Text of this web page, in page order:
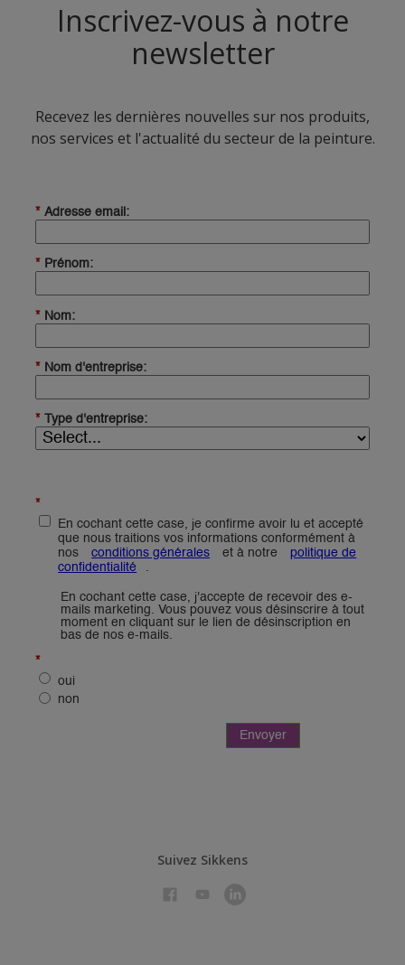
Inscrivez-vous à notre
newsletter
Recevez les dernières nouvelles sur nos produits,
nos services et l'actualité du secteur de la peinture.
Suivez Sikkens